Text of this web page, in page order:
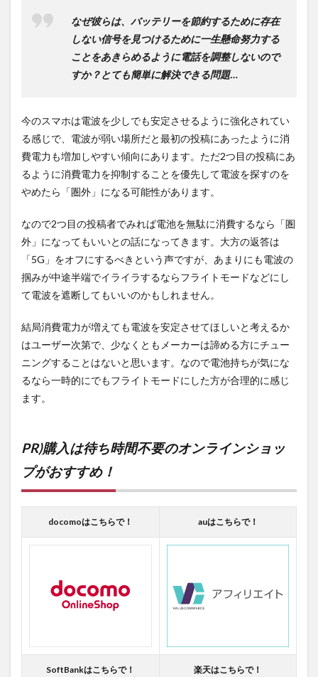
なぜ彼らは、バッテリーを節約するために存在
しない信号を見つけるために一生懸命努力する
ことをあきらめるように電話を調整しないので
すか？とても簡単に解決できる問題…
今のスマホは電波を少しでも安定させるように強化されてい
る感じで、電波が弱い場所だと最初の投稿にあったように消
費電力も増加しやすい傾向にあります。ただ2つ目の投稿にあ
るように消費電力を抑制することを優先して電波を探すのを
やめたら「圏外」になる可能性があります。
なので2つ目の投稿者でみれば電池を無駄に消費するなら「圏
外」になってもいいとの話になってきます。大方の返答は
「5G」をオフにするべきという声ですが、あまりにも電波の
掴みが中途半端でイライラするならフライトモードなどにし
て電波を遮断してもいいのかもしれません。
結局消費電力が増えても電波を安定させてほしいと考えるか
はユーザー次第で、少なくともメーカーは諦める方にチュー
ニングすることはないと思います。なので電池持ちが気にな
るなら一時的にでもフライトモードにした方が合理的に感じ
ます。
PR)購入は待ち時間不要のオンラインショッ
プがおすすめ！
docomoはこちらで！ auはこちらで！
SoftBankはこちらで！ 楽天はこちらで！